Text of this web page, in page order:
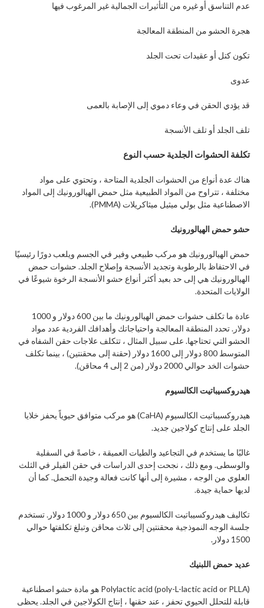
عدم التناسق أو غيره من التأثيرات الجمالية غير المرغوب فيها
هجرة الحشو من المنطقة المعالجة
تكون كتل أو عقيدات تحت الجلد
عدوى
قد يؤدي الحقن في وعاء دموي إلى الإصابة بالعمى
تلف الجلد أو تلف الأنسجة
تكلفة الحشوات الجلدية حسب النوع
هناك عدة أنواع من الحشوات الجلدية المتاحة ، وتحتوي على مواد
مختلفة ، تتراوح من المواد الطبيعية مثل حمض الهيالورونيك إلى المواد
الاصطناعية مثل بولي ميثيل ميثاكريلات (PMMA).
حشو حمض الهيالورونيك
حمض الهيالورونيك هو مركب طبيعي وفير في الجسم ويلعب دورًا رئيسيًا
في الاحتفاظ بالرطوبة وتجديد الأنسجة وإصلاح الجلد. حشوات حمض
الهيالورونيك هي إلى حد بعيد أكثر أنواع حشو الأنسجة الرخوة شيوعًا في
الولايات المتحدة.
عادة ما تكلف حشوات حمض الهيالورونيك ما بين 600 دولار و 1000
دولار. تحدد المنطقة المعالجة واحتياجاتك وأهدافك الفردية عدد مواد
الحشو التي تحتاجها. على سبيل المثال ، تتكلف علاجات حقن الشفاه في
المتوسط 800 دولار إلى 1600 دولار (حقنة إلى محقنتين) ، بينما تكلف
حشوات الخد حوالي 2000 دولار (من 2 إلى 4 محاقن).
هيدروكسيباتيت الكالسيوم
هيدروكسيباتيت الكالسيوم (CaHA) هو مركب متوافق حيوياً يحفز خلايا
الجلد على إنتاج كولاجين جديد.
غالبًا ما يستخدم في التجاعيد والطيات العميقة ، خاصةً في السفلية
والوسطى. ومع ذلك ، نجحت إحدى الدراسات في حقن الفيلر في الثلث
العلوي من الوجه ، مشيرة إلى أنها كانت فعالة وجيدة التحمل. كما أن
لديها حماية جيدة.
تكاليف هيدروكسيباتيت الكالسيوم بين 650 دولار و 1000 دولار. تستخدم
جلسة الوجه النموذجية محقنتين إلى ثلاث محاقن وتبلغ تكلفتها حوالي
1500 دولار.
عديد حمض اللبنيك
Polylactic acid (poly-L-lactic acid or PLLA) هو مادة حشو اصطناعية
قابلة للتحلل الحيوي تحفز ، عند حقنها ، إنتاج الكولاجين في الجلد. يحظى